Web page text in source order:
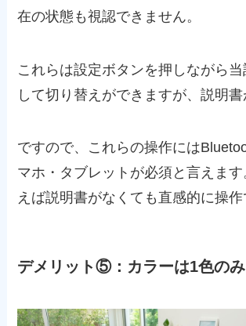
在の状態も視認できません。
これらは設定ボタンを押しながら
して切り替えができますが、説明書
ですので、これらの操作には
マホ・タブレットが必須と言えま
えば説明書がなくても直感的に操作
デメリット⑤：カラーは1色のみ